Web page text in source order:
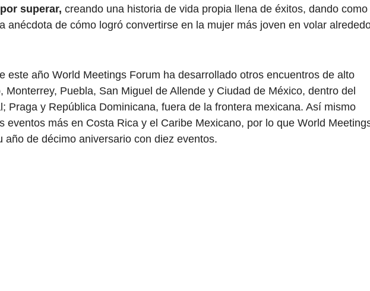
superar, creando una historia de vida propia llena de éxitos, dando como
anécdota de cómo logró convertirse en la mujer más joven en volar
este año World Meetings Forum ha desarrollado otros encuentros de alto
Monterrey, Puebla, San Miguel de Allende y Ciudad de México, dentro del
Praga y República Dominicana, fuera de la frontera mexicana. Así mismo
eventos más en Costa Rica y el Caribe Mexicano, por lo que World
año de décimo aniversario con diez eventos.